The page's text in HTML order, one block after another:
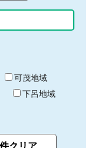
可茂地域
下呂地域